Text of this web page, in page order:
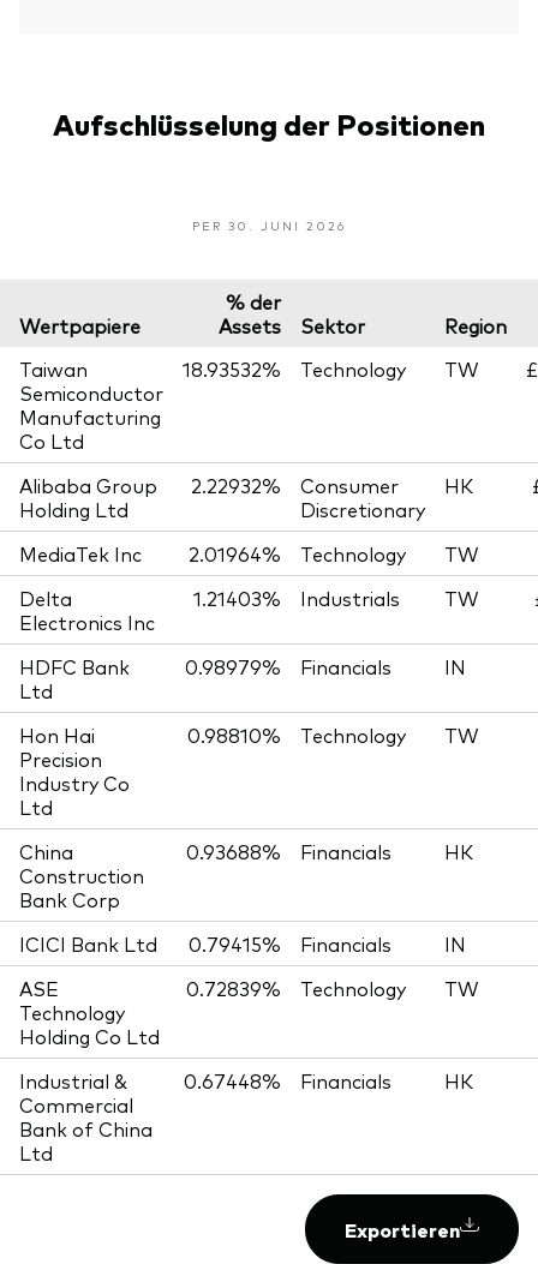
Aufschlüsselung der Positionen
PER 30. JUNI 2026
Wertpapiere
% der
Assets
Sektor
Region
Taiwan
Semiconductor
Manufacturing
Co Ltd
18.93532% Technology TW
Alibaba Group
Holding Ltd
2.22932%
Consumer
Discretionary
HK
MediaTek Inc 2.01964% Technology
TW
Delta
Electronics Inc
1.21403% Industrials TW
HDFC Bank
Ltd
0.98979% Financials IN
Hon Hai
Precision
Industry Co
Ltd
0.98810% Technology TW
China
Construction
Bank Corp
0.93688% Financials HK
ICICI Bank Ltd 0.79415% Financials
IN
ASE
Technology
Holding Co Ltd
0.72839% Technology TW
Industrial &
Commercial
Bank of China
Ltd
0.67448% Financials HK
Exportieren